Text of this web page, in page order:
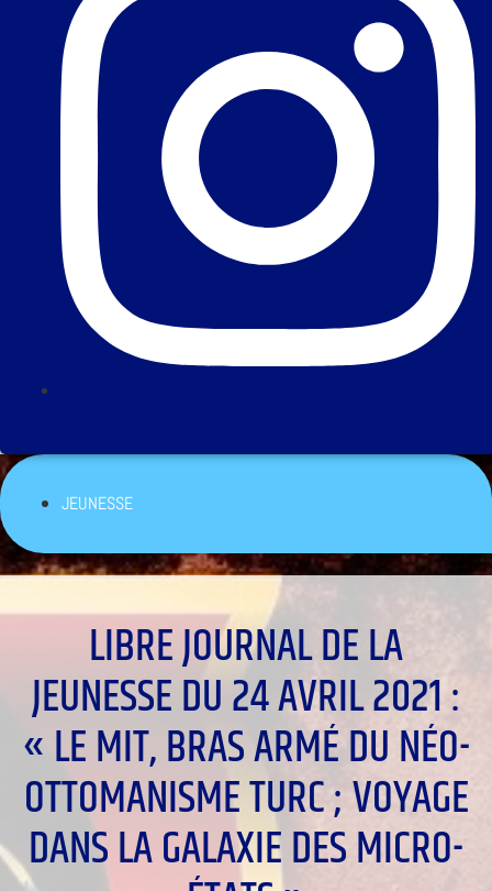
JEUNESSE
LIBRE JOURNAL DE LA
JEUNESSE DU 24 AVRIL 2021 :
« LE MIT, BRAS ARMÉ DU NÉO-
OTTOMANISME TURC ; VOYAGE
DANS LA GALAXIE DES MICRO-